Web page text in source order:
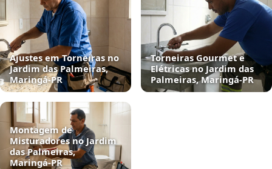
Ajustes em Torneiras no
Jardim das Palmeiras,
Maringá‑PR
Torneiras Gourmet e
Elétricas no Jardim das
Palmeiras, Maringá‑PR
Montagem de
Misturadores no Jardim
das Palmeiras,
Maringá‑PR